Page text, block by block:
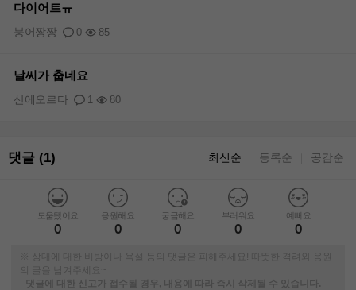
다이어트ㅠ
0 85
붕어짱짱
날씨가 춥네요
1 80
산에오르다
댓글 (1) 최신순 등록순 공감순
도움됐어요
0
응원해요
0
궁금해요
0
부러워요
0
예뻐요
0
※ 상대에 대한 비방이나 욕설 등의 댓글은 피해주세요! 따뜻한 격려와 응원
의 글을 남겨주세요~
-
댓글에 대한 신고가 접수될 경우, 내용에 따라 즉시 삭제될 수 있습니다.